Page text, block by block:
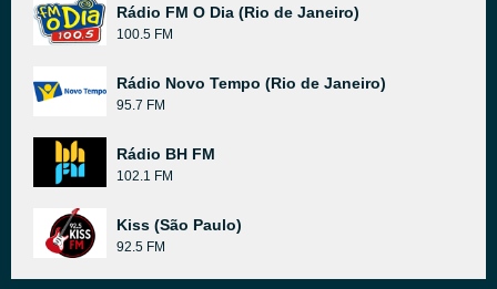
Rádio FM O Dia (Rio de Janeiro)
100.5 FM
Rádio Novo Tempo (Rio de Janeiro)
95.7 FM
Rádio BH FM
102.1 FM
Kiss (São Paulo)
92.5 FM